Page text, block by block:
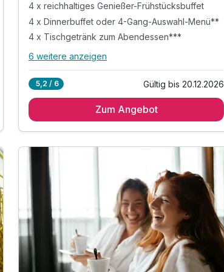
4 x reichhaltiges Genießer-Frühstücksbuffet
4 x Dinnerbuffet oder 4-Gang-Auswahl-Menü**
4 x Tischgetränk zum Abendessen***
Alle Inklusivleistungen
Zimmerkategorie
4 x reichhaltiges Genießer-Frühstücksbuffet
4 x Tischgetränk zum Abendessen***
1 x Begrüßungsgetränk: Sekt oder Sherry
inkl. Nutzung "Wäller-Wohlfühl- & Fitness(t)raum"
inkl. Parkplatz in unmittelbarer Hotelnähe
inkl. WLAN in allen Zimmern/gesamten Hotel
** nach Wahl des Küchenchefs
*** 0,2 l Softdrink/Bier oder 0,1 l Ausschankwein
6 weitere anzeigen
5,2 / 6 Gültig bis 20.12.2026
Zum Angebot